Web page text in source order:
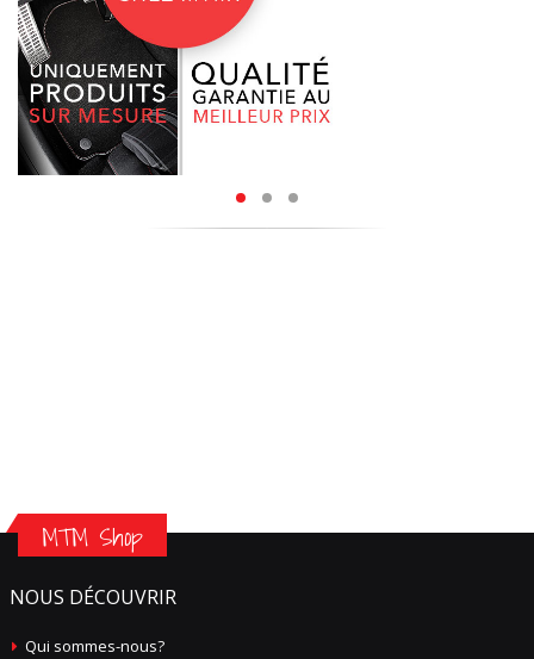
MTM Shop
NOUS DÉCOUVRIR
Qui sommes-nous?